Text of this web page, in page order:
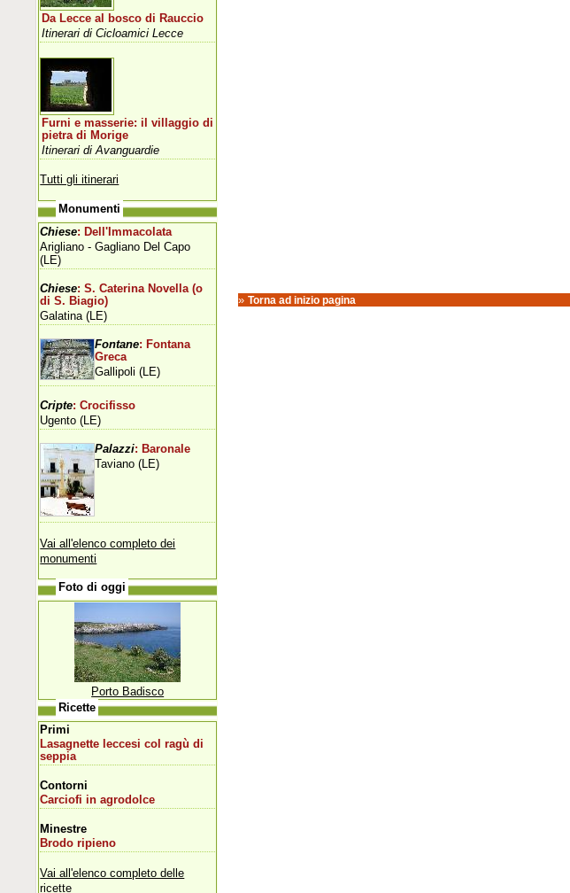
»Torna ad inizio pagina
Da Lecce al bosco di Rauccio
Itinerari di Cicloamici Lecce
Furni e masserie: il villaggio di
pietra di Morige
Itinerari di Avanguardie
Tutti gli itinerari
Monumenti
Chiese: Dell'Immacolata
Arigliano - Gagliano Del Capo
(LE)
Chiese: S. Caterina Novella (o
di S. Biagio)
Galatina (LE)
Fontane: Fontana
Greca
Gallipoli (LE)
Cripte: Crocifisso
Ugento (LE)
Palazzi: Baronale
Taviano (LE)
Vai all'elenco completo dei
monumenti
Foto di oggi
Porto Badisco
Ricette
Primi
Lasagnette leccesi col ragù di
seppia
Contorni
Carciofi in agrodolce
Minestre
Brodo ripieno
Vai all'elenco completo delle
ricette